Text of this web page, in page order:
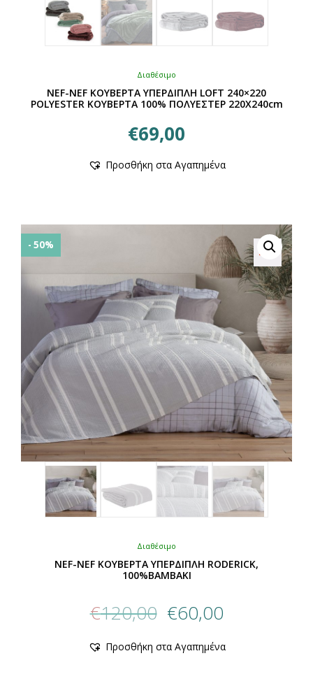
Διαθέσιμο
NEF-NEF ΚΟΥΒΕΡΤΑ ΥΠΕΡΔΙΠΛΗ LOFT 240×220
POLYESTER ΚΟΥΒΕΡΤΑ 100% ΠΟΛΥΕΣΤΕΡ 220X240cm
€69,00
το
παραλλαγές.
μπορούν
να
επιλεγούν
σελίδα
του
προϊόντος
Προσθήκη στα Αγαπημένα
- 50%
Διαθέσιμο
NEF-NEF ΚΟΥΒΕΡΤΑ ΥΠΕΡΔΙΠΛΗ RODERICK,
100%BAMBAKI
€120,00
price
€120,00.
€60,00τρέχουσα
είναι:
το
Προσθήκη στα Αγαπημένα